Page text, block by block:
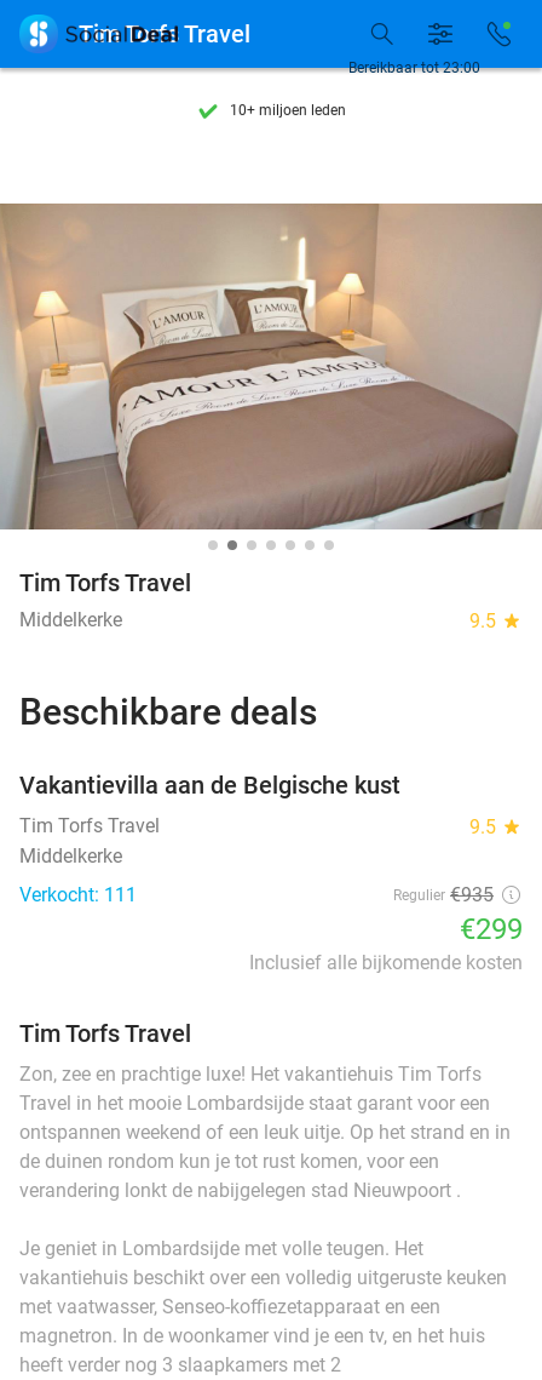
7 dagen per week beschikbaar
10+ miljoen leden
7 dagen per week beschikbaar
10+ miljoen leden
Bereikbaar tot 23:00
 Tim Torfs Travel
Tim Torfs Travel
Middelkerke 9.5 star
Beschikbare deals
Vakantievilla aan de Belgische kust
Tim Torfs Travel 9.5 star
Middelkerke
Verkocht: 111
Regulier €935
€299
Inclusief alle bijkomende kosten
Tim Torfs Travel
Zon, zee en prachtige luxe! Het vakantiehuis Tim Torfs
Travel in het mooie Lombardsijde staat garant voor een
ontspannen weekend of een leuk uitje. Op het strand en in
de duinen rondom kun je tot rust komen, voor een
verandering lonkt de nabijgelegen stad Nieuwpoort .
Je geniet in Lombardsijde met volle teugen. Het
vakantiehuis beschikt over een volledig uitgeruste keuken
met vaatwasser, Senseo-koffiezetapparaat en een
magnetron. In de woonkamer vind je een tv, en het huis
heeft verder nog 3 slaapkamers met 2